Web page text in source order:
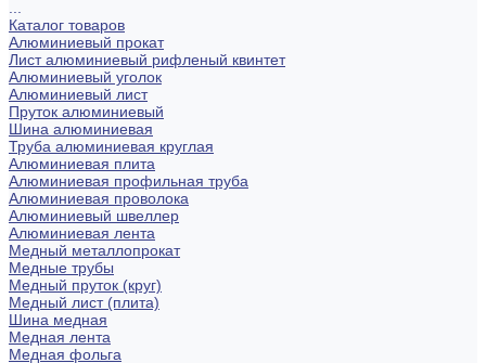
Каталог товаров
Алюминиевый прокат
Лист алюминиевый рифленый квинтет
Алюминиевый уголок
Алюминиевый лист
Пруток алюминиевый
Шина алюминиевая
Труба алюминиевая круглая
Алюминиевая плита
Алюминиевая профильная труба
Алюминиевая проволока
Алюминиевый швеллер
Алюминиевая лента
Медный металлопрокат
Медные трубы
Медный пруток (круг)
Медный лист (плита)
Шина медная
Медная лента
Медная фольга